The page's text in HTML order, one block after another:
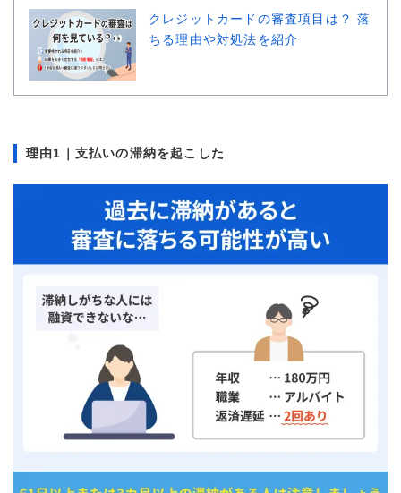
クレジットカードの審査項目は？ 落
ちる理由や対処法を紹介
理由1｜支払いの滞納を起こした